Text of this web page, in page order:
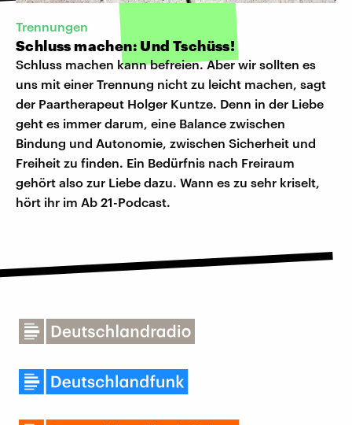
Trennungen
Schluss machen: Und Tschüss!
Schluss machen kann befreien. Aber wir sollten es
uns mit einer Trennung nicht zu leicht machen, sagt
der Paartherapeut Holger Kuntze. Denn in der Liebe
geht es immer darum, eine Balance zwischen
Bindung und Autonomie, zwischen Sicherheit und
Freiheit zu finden. Ein Bedürfnis nach Freiraum
gehört also zur Liebe dazu. Wann es zu sehr kriselt,
hört ihr im Ab 21-Podcast.